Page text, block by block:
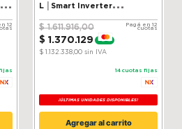
kg
12
L │Smart Inverter
Compressor│ ThinQ
$ 1.611.916,00
$ 1 .370.129 15 %
$ 1.132.338,00sin IVA
Pagá en 12
cuotas
14 cuotas fijas
¡ÚLTIMAS UNIDADES DISPONIBLES!
Agregar al carrito